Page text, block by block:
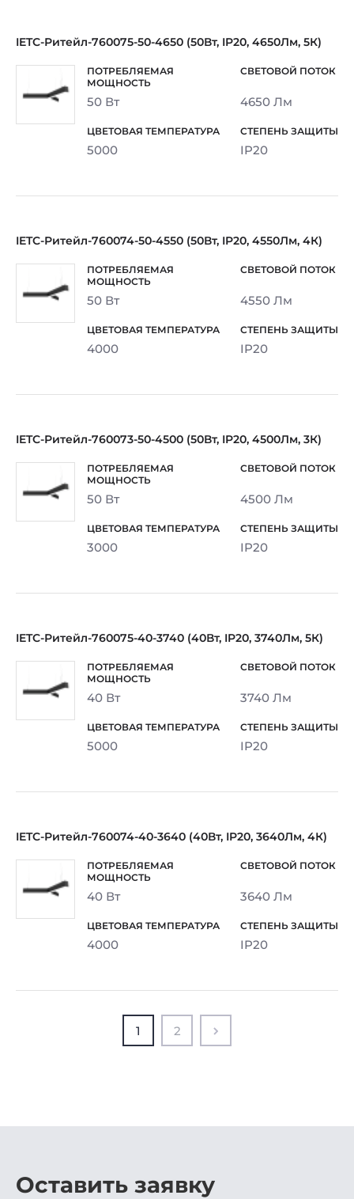
IETC-Ритейл-760075-50-4650 (50Вт, IP20, 4650Лм, 5К)
50 Вт 4650 Лм
5000 IP20
IETC-Ритейл-760074-50-4550 (50Вт, IP20, 4550Лм, 4К)
50 Вт 4550 Лм
4000 IP20
IETC-Ритейл-760073-50-4500 (50Вт, IP20, 4500Лм, 3К)
50 Вт 4500 Лм
3000 IP20
IETC-Ритейл-760075-40-3740 (40Вт, IP20, 3740Лм, 5К)
40 Вт 3740 Лм
5000 IP20
IETC-Ритейл-760074-40-3640 (40Вт, IP20, 3640Лм, 4К)
40 Вт 3640 Лм
4000 IP20
1 2
Оставить заявку